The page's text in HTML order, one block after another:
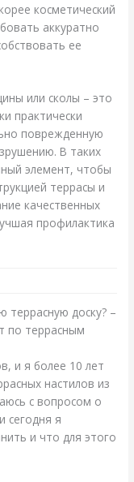
косметический
аккуратно
ее
или сколы – это
практически
поврежденную
В таких
элемент, чтобы
террасы и
качественных
профилактика
доску? –
по террасным
и я более 10 лет
настилов из
с вопросом о
сегодня я
и что для этого